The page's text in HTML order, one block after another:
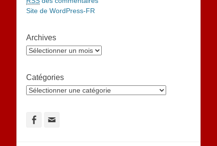
Site de WordPress-FR
Archives
Archives
Catégories
Catégories
Facebook